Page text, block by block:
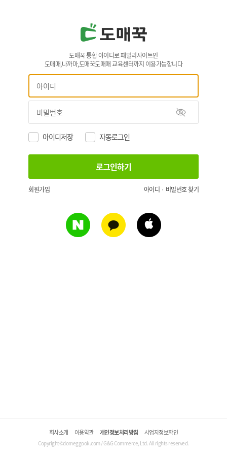
도매꾹 통합 아이디로 패밀리사이트인
도매매,나까마,도매꾹도매매 교육센터까지 이용가능합니다
아이디저장 자동로그인
회원가입 아이디 · 비밀번호 찾기
회사소개 이용약관 개인정보처리방침 사업자정보확인
Copyright©domeggook.com / G&G Commerce, Ltd. All rights reserved.